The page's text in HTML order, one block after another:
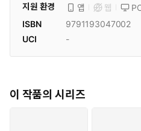
지원 환경
앱 웹
ISBN
9791193047002
UCI
-
이 작품의 시리즈